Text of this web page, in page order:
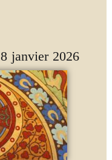
janvier 2026